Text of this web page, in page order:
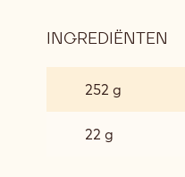
INGREDIËNTEN
252 g
22 g